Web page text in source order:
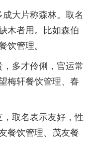
大片称森林。取名
木者用。比如森伯
饮管理。
多才伶俐，官运常
梅轩餐饮管理、春
，取名表示友好，性
餐饮管理、茂友餐